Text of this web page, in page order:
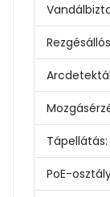
Tápellátás:
PoE-